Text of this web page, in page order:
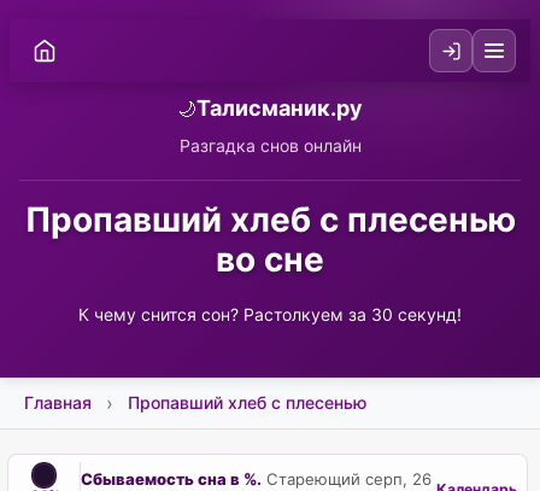
🌙Талисманик.ру
Разгадка снов онлайн
Пропавший хлеб с плесенью
во сне
К чему снится сон? Растолкуем за 30 секунд!
Главная Пропавший хлеб с плесенью
Сбываемость сна в %. Стареющий серп, 26